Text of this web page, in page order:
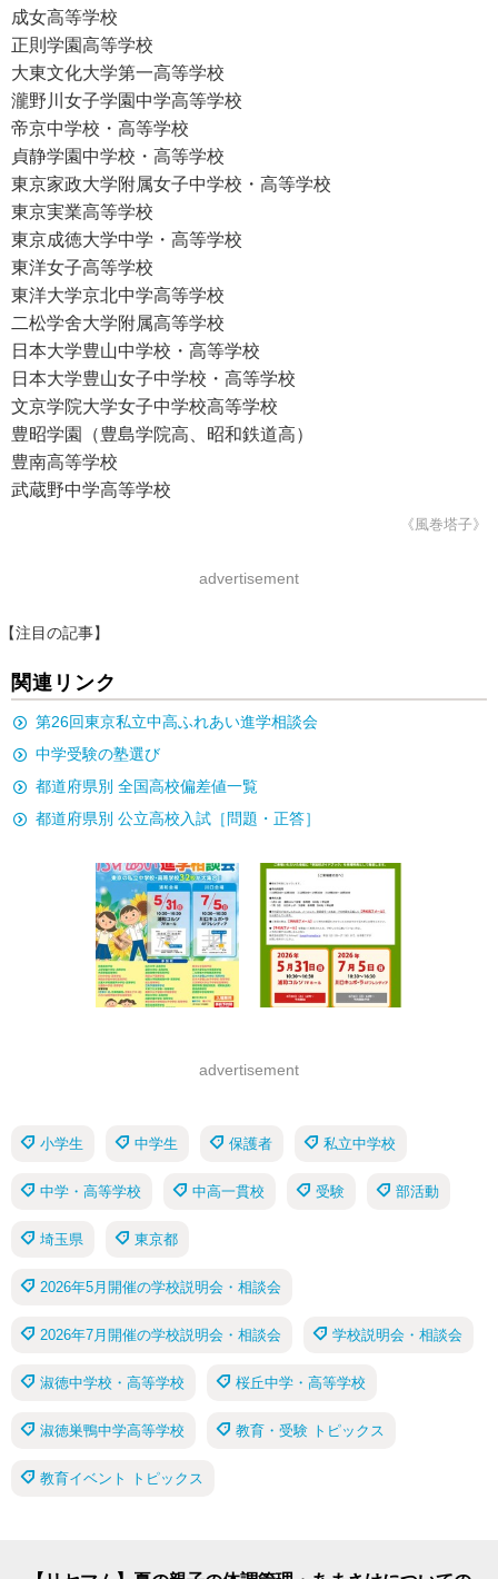
成女高等学校
正則学園高等学校
大東文化大学第一高等学校
瀧野川女子学園中学高等学校
帝京中学校・高等学校
貞静学園中学校・高等学校
東京家政大学附属女子中学校・高等学校
東京実業高等学校
東京成徳大学中学・高等学校
東洋女子高等学校
東洋大学京北中学高等学校
二松学舍大学附属高等学校
日本大学豊山中学校・高等学校
日本大学豊山女子中学校・高等学校
文京学院大学女子中学校高等学校
豊昭学園（豊島学院高、昭和鉄道高）
豊南高等学校
武蔵野中学高等学校
《風巻塔子》
advertisement
【注目の記事】
関連リンク
第26回東京私立中高ふれあい進学相談会
中学受験の塾選び
都道府県別 全国高校偏差値一覧
都道府県別 公立高校入試［問題・正答］
advertisement
小学生 中学生 保護者 私立中学校
中学・高等学校 中高一貫校 受験 部活動
埼玉県 東京都
2026年5月開催の学校説明会・相談会
2026年7月開催の学校説明会・相談会 学校説明会・相談会
淑徳中学校・高等学校 桜丘中学・高等学校
淑徳巣鴨中学高等学校 教育・受験 トピックス
教育イベント トピックス